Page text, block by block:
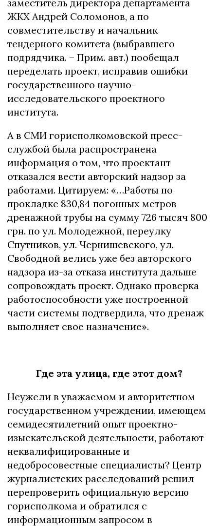
заместитель директора департамента
ЖКХ Андрей Соломонов, а по
совместительству и начальник
тендерного комитета (выбравшего
подрядчика. – Прим. авт.) пообещал
переделать проект, исправив ошибки
государственного научно-
исследовательского проектного
института.
А в СМИ горисполкомовской пресс-
службой была распространена
информация о том, что проектант
отказался вести авторский надзор за
работами. Цитируем: «…Работы по
прокладке 830,84 погонных метров
дренажной трубы на сумму 726 тысяч 800
грн. по ул. Молодежной, переулку
Спутников, ул. Чернишевского, ул.
Свободной велись уже без авторского
надзора из-за отказа института дальше
сопровождать проект. Однако проверка
работоспособности уже построенной
части системы подтвердила, что дренаж
выполняет свое назначение».
Где эта улица, где этот дом?
Неужели в уважаемом и авторитетном
государственном учреждении, имеющем
семидесятилетний опыт проектно-
изыскательской деятельности, работают
неквалифицированные и
недобросовестные специалисты? Центр
журналистских расследований решил
перепроверить официальную версию
горисполкома и обратился с
информационным запросом в